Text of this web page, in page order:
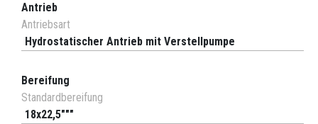
Antrieb
Antriebsart
Hydrostatischer Antrieb mit Verstellpumpe
Bereifung
Standardbereifung
18x22,5"""